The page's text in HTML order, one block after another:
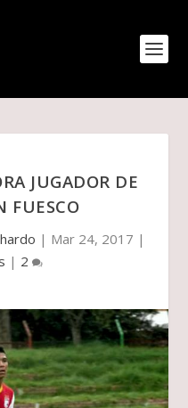
JUGADOR DE
FUESCO
| Mar 24, 2017 |
| 2